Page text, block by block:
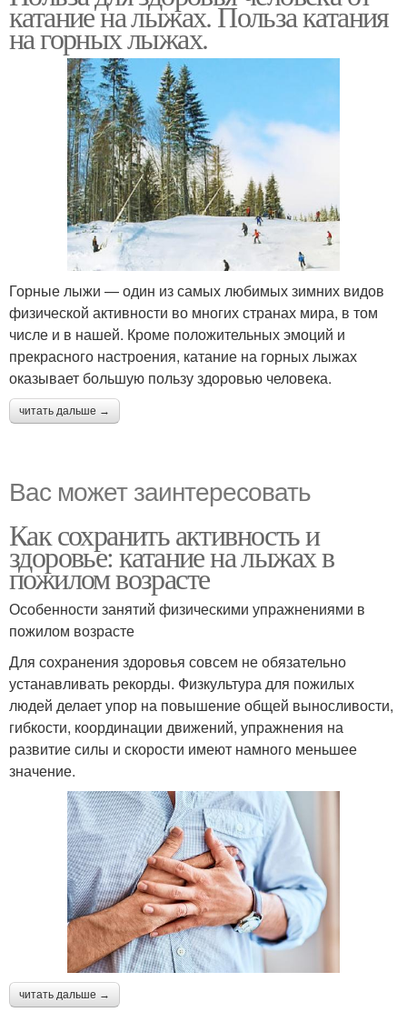
катание на лыжах. Польза катания
на горных лыжах.
Горные лыжи — один из самых любимых зимних видов
физической активности во многих странах мира, в том
числе и в нашей. Кроме положительных эмоций и
прекрасного настроения, катание на горных лыжах
оказывает большую пользу здоровью человека.
читать дальше →
Вас может заинтересовать
Как сохранить активность и
здоровье: катание на лыжах в
пожилом возрасте
Особенности занятий физическими упражнениями в
пожилом возрасте
Для сохранения здоровья совсем не обязательно
устанавливать рекорды. Физкультура для пожилых
людей делает упор на повышение общей выносливости,
гибкости, координации движений, упражнения на
развитие силы и скорости имеют намного меньшее
значение.
читать дальше →